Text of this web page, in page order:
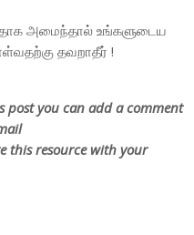
அமைந்தால் உங்களுடைய
தவறாதீர் !
post you can add a comment
this resource with your